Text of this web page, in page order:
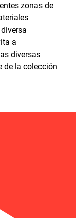
zonas de
a
diversas
de la colección